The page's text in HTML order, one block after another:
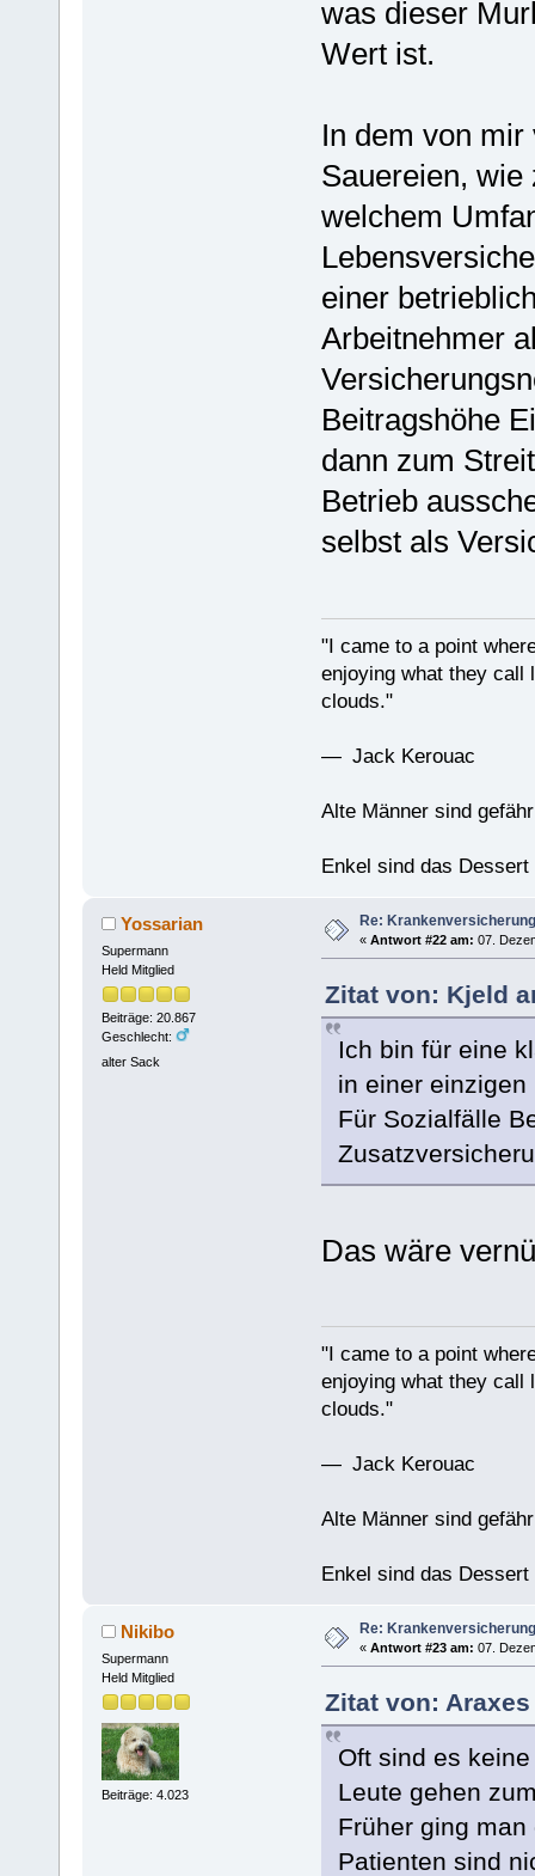
was dieser
Wert ist.
In dem von
Sauereien, wie
welchem
einer
Arbeitnehmer
Beitragshöhe
dann zum
Betrieb
selbst als
"I came to a point
enjoying what they call
clouds."
— Jack Kerouac
Alte Männer sind
Enkel sind das Dessert
Yossarian
Supermann
Held Mitglied
Beiträge: 20.867
Geschlecht:
alter Sack
Re: Krankenversicherung
« Antwort #22 am: 07.
Zitat von: Kjeld
Ich bin für eine
in einer einzigen
Für Sozialfälle
Das wäre
"I came to a point
enjoying what they call
clouds."
— Jack Kerouac
Alte Männer sind
Enkel sind das Dessert
Nikibo
Supermann
Held Mitglied
Beiträge: 4.023
Re: Krankenversicherung
« Antwort #23 am: 07.
Zitat von: Araxes
Oft sind es
Leute gehen
Früher ging
Patienten sind